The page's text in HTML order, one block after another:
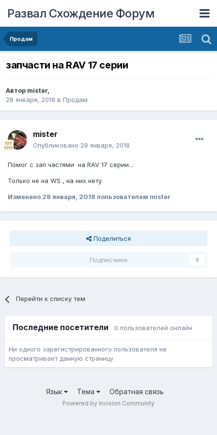
Развал Схождение Форум
Продам
запчасти на RAV 17 серии
Автор mister,
28 января, 2018 в Продам
mister
Опубликовано 28 января, 2018
Помог с зап частями на RAV 17 серии...
Только не на WS , на них нету
Изменено 28 января, 2018 пользователем mister
Поделиться
Подписчики 0
Перейти к списку тем
Последние посетители 0 пользователей онлайн
Ни одного зарегистрированного пользователя не
просматривает данную страницу
Язык Тема Обратная связь
Powered by Invision Community